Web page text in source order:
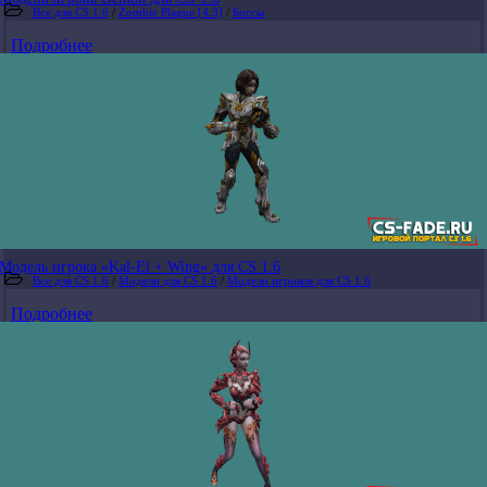
Все для CS 1.6 / Zombie Plague [4.3] / Боссы
Подробнее
Модель игрока «Kal-El + Wing» для CS 1.6
Все для CS 1.6 / Модели для CS 1.6 / Модели игроков для CS 1.6
Подробнее